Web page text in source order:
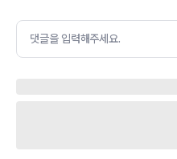
댓글을 입력해주세요.